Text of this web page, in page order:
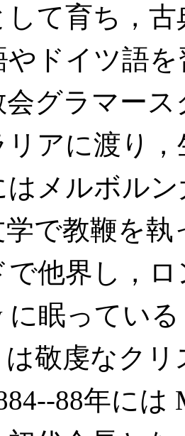
して育ち，
やドイツ語
会グラマー
リアに渡り
はメルボル
で教鞭を執
他界し，ロ
に眠ってい
敬虔なクリ
88年には